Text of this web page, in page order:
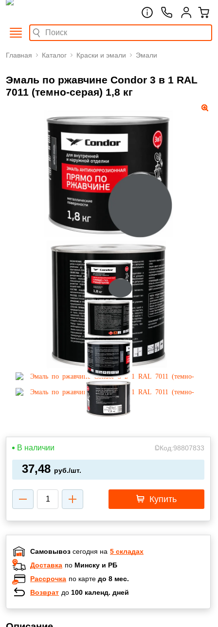
Главная Каталог Краски и эмали Эмали
Эмаль по ржавчине Condor 3 в 1 RAL
7011 (темно-серая) 1,8 кг
В наличии Код:98807833
37,48 руб./шт.
Купить
Самовывоз сегодня на 5 складах
Доставка по Минску и РБ
Рассрочка по карте до 8 мес.
Возврат до 100 календ. дней